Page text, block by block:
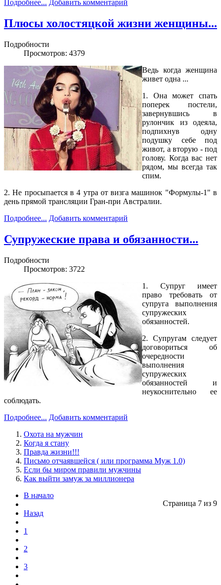
Подробнее... Добавить комментарий
Плюсы холостяцкой жизни женщины...
Подробности
Просмотров: 4379
Ведь когда женщина
живет одна ...
1. Она может спать
поперек постели,
завернувшись в
рулончик из одеяла,
подпихнув одну
подушку себе под
живот, а вторую - под
голову. Когда вас нет
рядом, мы всегда так
спим.
2. Не просыпается в 4 утра от визга машинок "Формулы-1" в
день прямой трансляции Гран-при Австралии.
Подробнее... Добавить комментарий
Супружеские права и обязанности...
Подробности
Просмотров: 3722
1. Супруг имеет
право требовать от
супруга выполнения
супружеских
обязанностей.
2. Супругам следует
договориться об
очередности
выполнения
супружеских
обязанностей и
неукоснительно ее
соблюдать.
Подробнее... Добавить комментарий
Охота на мужчин
Когда я стану
Правда жизни!!!
Письмо отчаявшейся ( или программа Муж 1.0)
Если бы миром правили мужчины
Как выйти замуж за миллионера
Страница 7 из 9
В начало
Назад
1
2
3